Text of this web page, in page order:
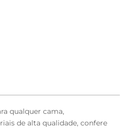
qualquer cama,
de alta qualidade, confere